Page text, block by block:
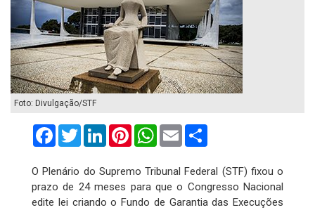
Foto: Divulgação/STF
FacebookTwitterLinkedInPinterestWhatsApp
Email
O Plenário do Supremo Tribunal Federal (STF) fixou o
prazo de 24 meses para que o Congresso Nacional
edite lei criando o Fundo de Garantia das Execuções